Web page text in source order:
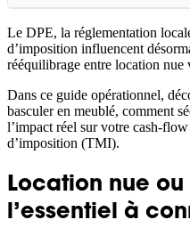
Location nue ou meublée :
Rééquilibrer son portefeuille : les
Chiffrages : comparer le net-net
Sécurité et conformité : éviter les
Plus-values et transmission : penser
Réglementations locales et DPE : le
F.A.Q.
Le DPE, la réglementation
d’imposition influencent
rééquilibrage entre location nue
Dans ce guide opérationnel,
basculer en meublé, comment
l’impact réel sur votre cash-
d’imposition (TMI).
Location nue
l’essentiel à